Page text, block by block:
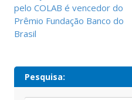
navigation
pelo COLAB é vencedor do
Prêmio Fundação Banco do
Brasil
Pesquisa: